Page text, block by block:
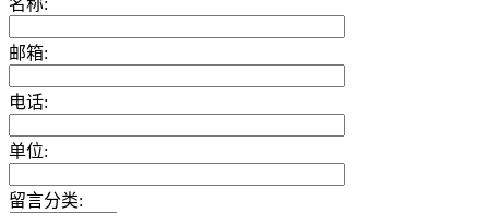
名称:
邮箱:
电话:
单位:
留言分类: